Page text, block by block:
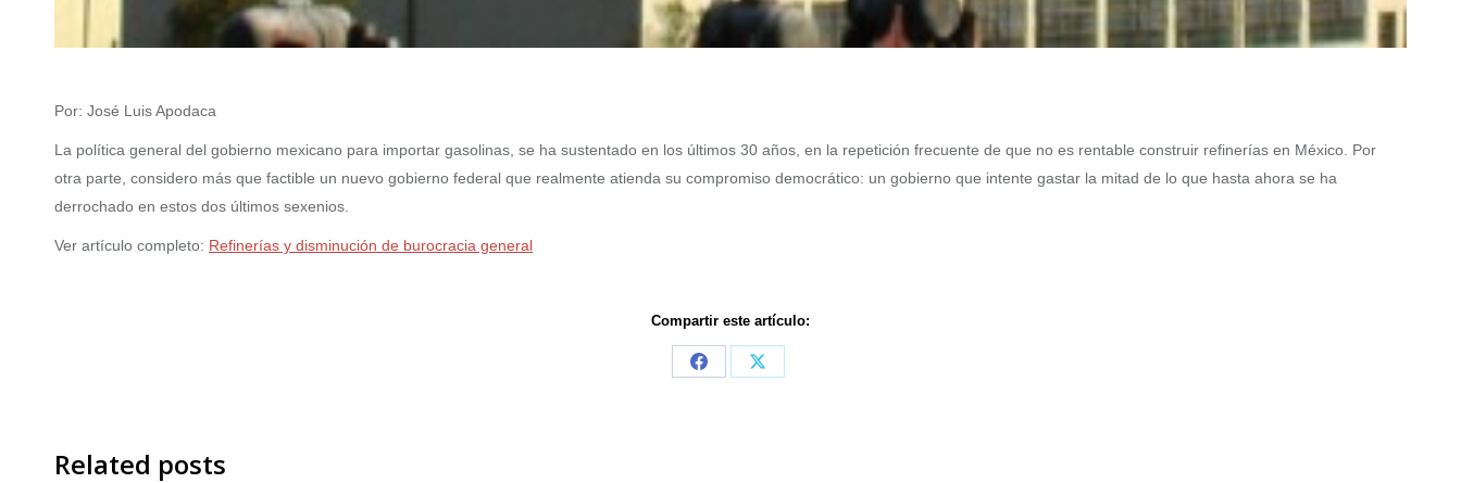
Por: José Luis Apodaca
La política general del gobierno mexicano para importar gasolinas, se ha sustentado en los últimos 30 años, en la repetición frecuente de que no es rentable construir refinerías en México. Por
otra parte, considero más que factible un nuevo gobierno federal que realmente atienda su compromiso democrático: un gobierno que intente gastar la mitad de lo que hasta ahora se ha
derrochado en estos dos últimos sexenios.
Ver artículo completo: Refinerías y disminución de burocracia general
Compartir este artículo:
Share
Share
Related posts